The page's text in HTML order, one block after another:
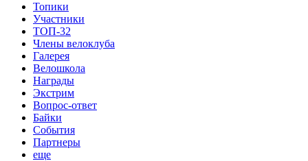
Топики
Участники
ТОП-32
Члены велоклуба
Галерея
Велошкола
Награды
Экстрим
Вопрос-ответ
Байки
События
Партнеры
еще